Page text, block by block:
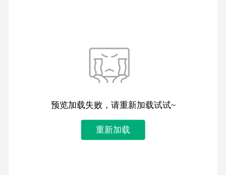
预览加载失败，请重新加载试试~
重新加载